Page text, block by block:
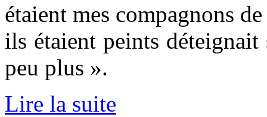
étaient mes compagnons
ils étaient peints
peu plus ».
Lire la suite